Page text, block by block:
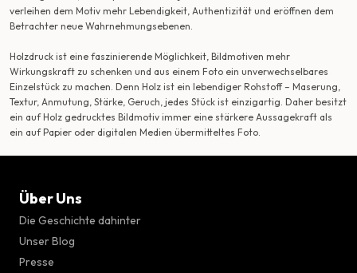
verleihen dem Motiv mehr Lebendigkeit, Authentizität und eröffnen dem
Betrachter neue Wahrnehmungsebenen.
Holzdruck ist eine faszinierende Möglichkeit, Bildmotiven mehr
Wirkungskraft zu schenken und aus einem Foto ein unverwechselbares
Einzelstück zu machen. Denn Holz ist ein lebendiger Rohstoff – Maserung,
Textur, Anmutung, Stärke, Geruch, jedes Stück ist einzigartig. Daher besitzt
ein auf Holz gedrucktes Bildmotiv immer eine stärkere Aussagekraft als
ein auf Papier oder digitalen Medien übermitteltes Foto.
Über Uns
Die Geschichte dahinter
Unser Blog
Presse